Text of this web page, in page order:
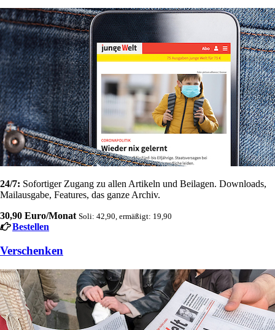
24/7: Sofortiger Zugang zu allen Artikeln und Beilagen. Downloads,
Mailausgabe, Features, das ganze Archiv.
30,90 Euro/Monat Soli: 42,90, ermäßigt: 19,90
Bestellen
Verschenken